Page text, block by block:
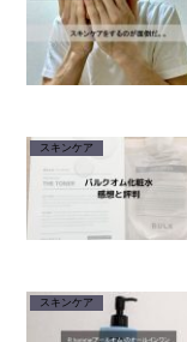
スキンケア
スキンケア